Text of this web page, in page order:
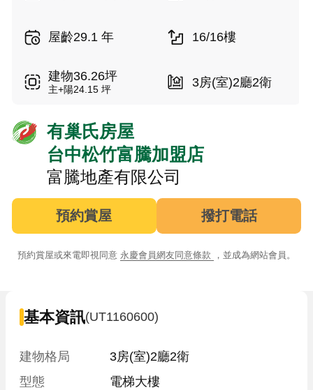
屋齡29.1 年 16/16樓
建物36.26坪
主+陽24.15 坪 3房(室)2廳2衛
有巢氏房屋
台中松竹富騰加盟店
富騰地產有限公司
預約賞屋 撥打電話
預約賞屋或來電即視同意 永慶會員網友同意條款 ，並成為網站會員。
基本資訊(UT1160600)
建物格局
3房(室)2廳2衛
型態
電梯大樓